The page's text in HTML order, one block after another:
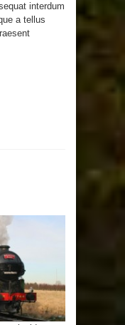
interdum
a tellus